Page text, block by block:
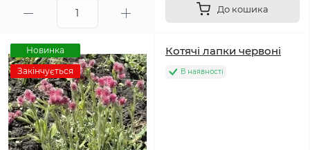
До кошика
Новинка
Закінчується
Котячі лапки червоні
В наявності